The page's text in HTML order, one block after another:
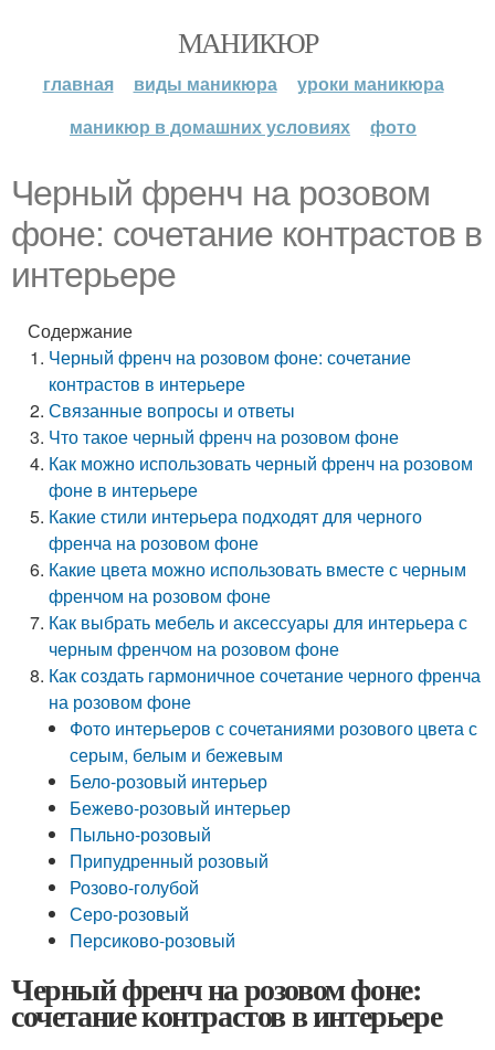
МАНИКЮР
главная виды маникюра
уроки маникюра
маникюр в домашних условиях
фото
Черный френч на розовом
фоне: сочетание контрастов в
интерьере
Содержание
Черный френч на розовом фоне: сочетание
контрастов в интерьере
Связанные вопросы и ответы
Что такое черный френч на розовом фоне
Как можно использовать черный френч на розовом
фоне в интерьере
Какие стили интерьера подходят для черного
френча на розовом фоне
Какие цвета можно использовать вместе с черным
френчом на розовом фоне
Как выбрать мебель и аксессуары для интерьера с
черным френчом на розовом фоне
Как создать гармоничное сочетание черного френча
на розовом фоне
Фото интерьеров с сочетаниями розового цвета с
серым, белым и бежевым
Бело-розовый интерьер
Бежево-розовый интерьер
Пыльно-розовый
Припудренный розовый
Розово-голубой
Серо-розовый
Персиково-розовый
Черный френч на розовом фоне:
сочетание контрастов в интерьере